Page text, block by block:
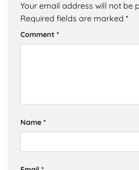
Your email address will not be
Required fields are marked *
Comment *
Name *